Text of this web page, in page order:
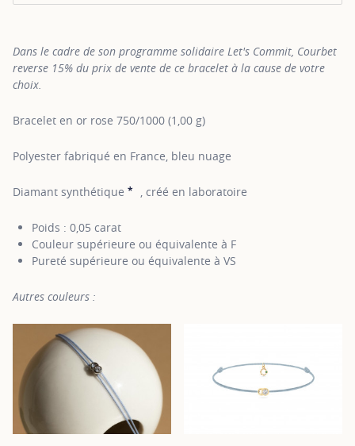
Dans le cadre de son programme solidaire Let's Commit, Courbet
reverse 15% du prix de vente de ce bracelet à la cause de votre
choix.
Bracelet en or rose 750/1000 (1,00 g)
Polyester fabriqué en France, bleu nuage
Diamant synthétique * SHOW TOOLTIP
, créé en laboratoire
Poids : 0,05 carat
Couleur supérieure ou équivalente à F
Pureté supérieure ou équivalente à VS
Autres couleurs :